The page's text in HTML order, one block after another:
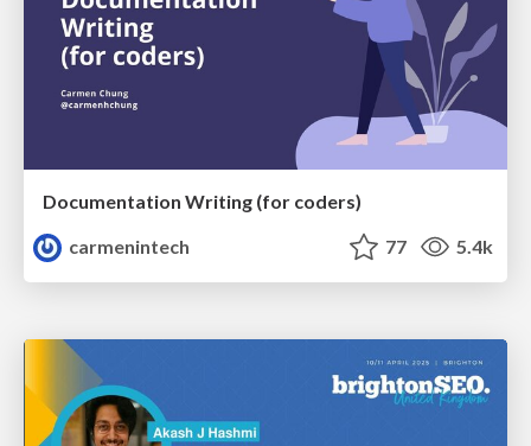
Documentation Writing (for coders)
carmenintech
77 5.4k